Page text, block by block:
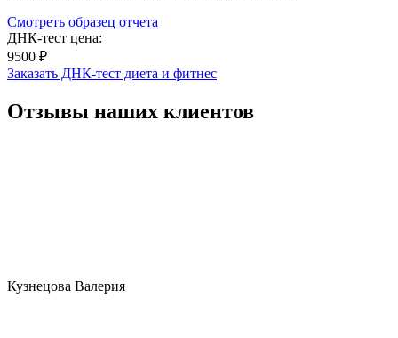
Смотреть образец отчета
ДНК-тест цена:
9500 ₽
Заказать ДНК-тест диета и фитнес
Отзывы наших клиентов
Кузнецова Валерия